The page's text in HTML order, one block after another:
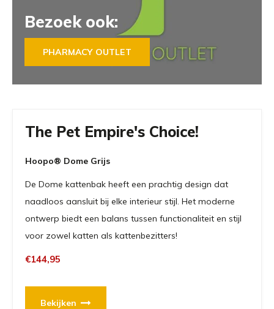
Bezoek ook:
PHARMACY OUTLET
The Pet Empire's Choice!
Hoopo® Dome Grijs
De Dome kattenbak heeft een prachtig design dat
naadloos aansluit bij elke interieur stijl. Het moderne
ontwerp biedt een balans tussen functionaliteit en stijl
voor zowel katten als kattenbezitters!
€144,95
Bekijken